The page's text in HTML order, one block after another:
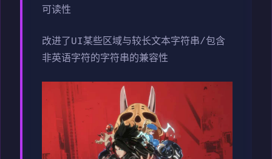
可读性
改进了UI某些区域与较长文本字符串/包含
非英语字符的字符串的兼容性